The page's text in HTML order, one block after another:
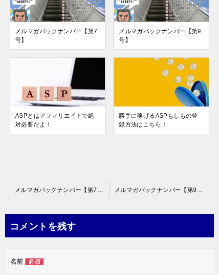
メルマガバックナンバー【第7
号】
メルマガバックナンバー【第9
号】
ASPとはアフィリエイトで絶
対必要だよ！
勝手に稼げるASPもしもの登
録方法はこちら！
ビ
ー
メルマガバックナンバー【第7号】 メルマガバックナンバー【第9号】
コメントを残す
名前 必須